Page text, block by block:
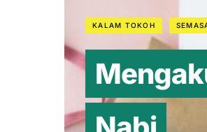
KALAM TOKOH